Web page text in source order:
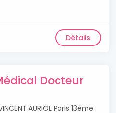
Détails
Docteur
AURIOL Paris 13ème